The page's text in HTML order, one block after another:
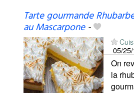
Tarte gourmande
au Mascarpone-
05/
On
la